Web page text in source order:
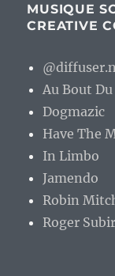
MUSIQUE
CREATIVE
Au Bout
Dogmazic
Have The
In Limbo
Jamendo
Robin
Roger